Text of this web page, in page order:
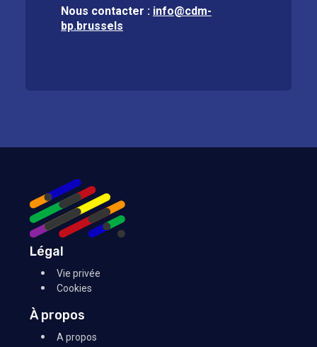
Nous contacter : info@cdm-
bp.brussels
Légal
Vie privée
Cookies
À propos
A propos